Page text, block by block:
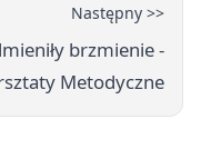
Następny >>
brzmienie -
Metodyczne